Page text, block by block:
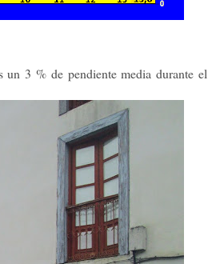
3 % de pendiente media durante el